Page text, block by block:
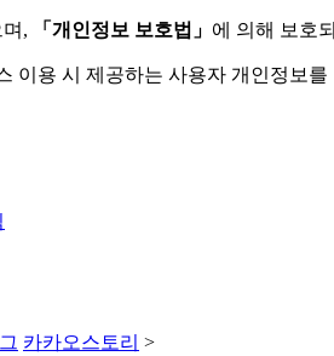
, 「개인정보 보호법」 에 의해 보호
이용 시 제공하는 사용자 개인정보
카카오스토리 >